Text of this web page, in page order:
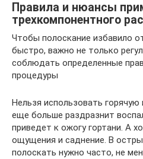
Правила и нюансы
трехкомпонентного
Чтобы полоскание избавило
быстро, важно не только
соблюдать определенные
процедуры
Нельзя использовать
еще больше раздразнит
приведет к ожогу гортани. А
ощущения и саднение. В
полоскать нужно часто, не